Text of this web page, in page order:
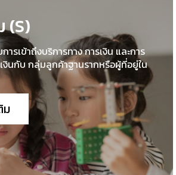
(S)
รเข้าถึงบริการทาง การเงิน และการ
งินกับ กลุ่มลูกค้าฐานรากหรือผู้ที่อยู่ใน
ม